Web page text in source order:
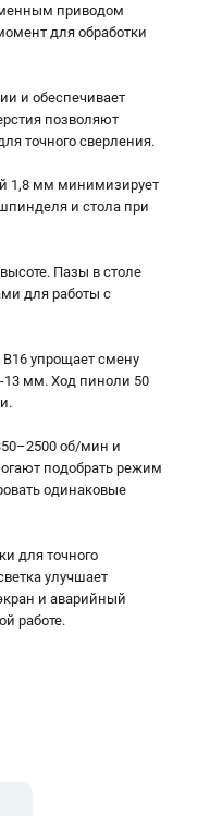
приводом
для обработки
и обеспечивает
позволяют
точного сверления.
1,8 мм минимизирует
и стола при
Пазы в столе
для работы с
упрощает смену
13 мм. Ход пиноли 50
об/мин и
подобрать режим
одинаковые
для точного
улучшает
и аварийный
работе.